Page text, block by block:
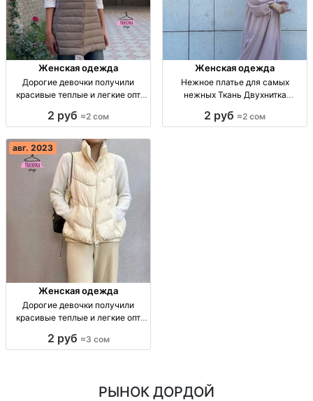
Женская одежда
Дорогие девочки получили
красивые теплые и легкие опт
2 руб ≈2 сом
Женская одежда
Нежное платье для самых
нежных Ткань Двухнитка
Kyrgyzstan
2 руб ≈2 сом
авг. 2023
Женская одежда
Дорогие девочки получили
красивые теплые и легкие опт
2 руб ≈3 сом
РЫНОК ДОРДОЙ